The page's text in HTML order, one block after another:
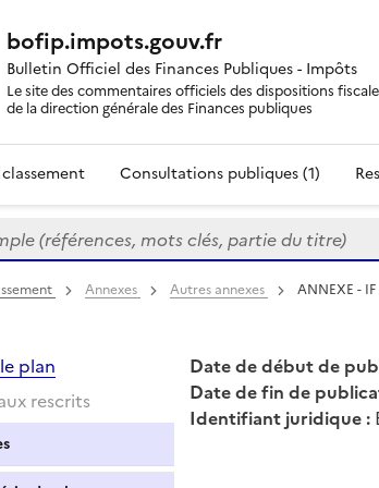
bofip.impots.gouv.fr
Bulletin Officiel des Finances Publiques - Impôts
Le site des commentaires officiels des dispositions
de la direction générale des Finances publiques
Consultations publiques (1)
(références, mots clés, partie du titre)
Annexes Autres annexes ANNEXE -
plan
rescrits
Date de début de
Date de fin de
Identifiant juridique :